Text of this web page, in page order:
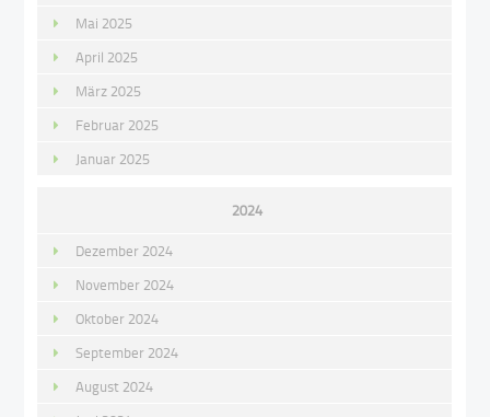
Mai 2025
April 2025
März 2025
Februar 2025
Januar 2025
2024
Dezember 2024
November 2024
Oktober 2024
September 2024
August 2024